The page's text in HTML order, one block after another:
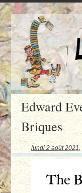
Edward
Briques
lundi 2 août 2021